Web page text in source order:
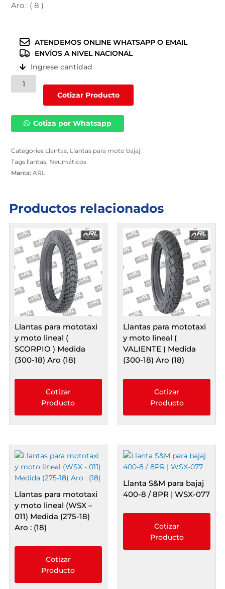
Aro : ( 8 )
ATENDEMOS ONLINE WHATSAPP O EMAIL
ENVÍOS A NIVEL NACIONAL
Ingrese cantidad
Llantas
para
BAJAJ
(MT
909)
Medida
(
)
Aro:
(
cantidad
Cotizar Producto
Cotiza por Whatsapp
Categories Llantas, Llantas para moto bajaj
Tags llantas, Neumáticos
Marca:ARL
Productos relacionados
Llantas para mototaxi
y moto lineal (
SCORPIO ) Medida
(300-18) Aro (18)
Cotizar
Producto
Llantas para mototaxi
y moto lineal (
VALIENTE ) Medida
(300-18) Aro (18)
Cotizar
Producto
Llantas para mototaxi
y moto lineal (WSX –
011) Medida (275-18)
Aro : (18)
Cotizar
Producto
Llanta S&M para bajaj
400-8 / 8PR | WSX-077
Cotizar
Producto